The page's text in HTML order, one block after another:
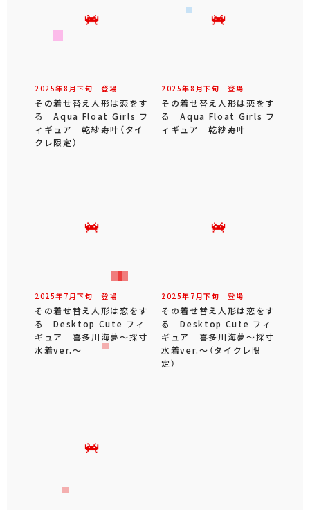
2025年8 月下旬 登場
その着せ替え人形は恋をす
る Aqua Float Girls フ
ィギュア 乾紗寿叶（タイ
クレ限定）
2025年8 月下旬 登場
その着せ替え人形は恋をす
る Aqua Float Girls フ
ィギュア 乾紗寿叶
2025年 7 月下旬 登場
その着せ替え人形は恋をす
る Desktop Cute フィ
ギュア 喜多川海夢～採寸
水着ver.～
2025年 7 月下旬 登場
その着せ替え人形は恋をす
る Desktop Cute フィ
ギュア 喜多川海夢～採寸
水着ver.～（タイクレ限
定）